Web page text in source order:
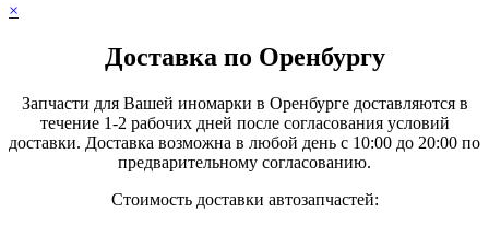
×
Доставка по Оренбургу
Запчасти для Вашей иномарки в Оренбурге доставляются в
течение 1-2 рабочих дней после согласования условий
доставки. Доставка возможна в любой день с 10:00 до 20:00 по
предварительному согласованию.
Стоимость доставки автозапчастей: